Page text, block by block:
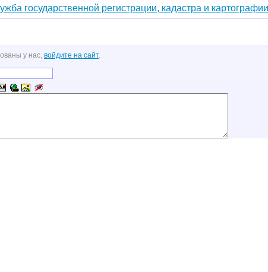
государственной регистрации, кадастра и
у нас, войдите на сайт.